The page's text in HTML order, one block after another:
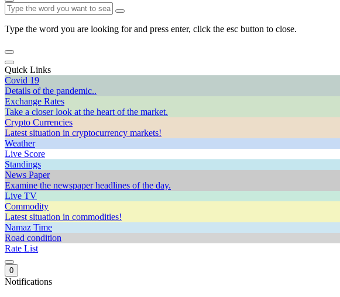
Type the word you are looking for and press enter, click the esc button to close.
Quick Links
Covid 19
Details of the pandemic..
Exchange Rates
Take a closer look at the heart of the market.
Crypto Currencies
Latest situation in cryptocurrency markets!
Weather
Live Score
Standings
News Paper
Examine the newspaper headlines of the day.
Live TV
Commodity
Latest situation in commodities!
Namaz Time
Road condition
Rate List
0
Notifications